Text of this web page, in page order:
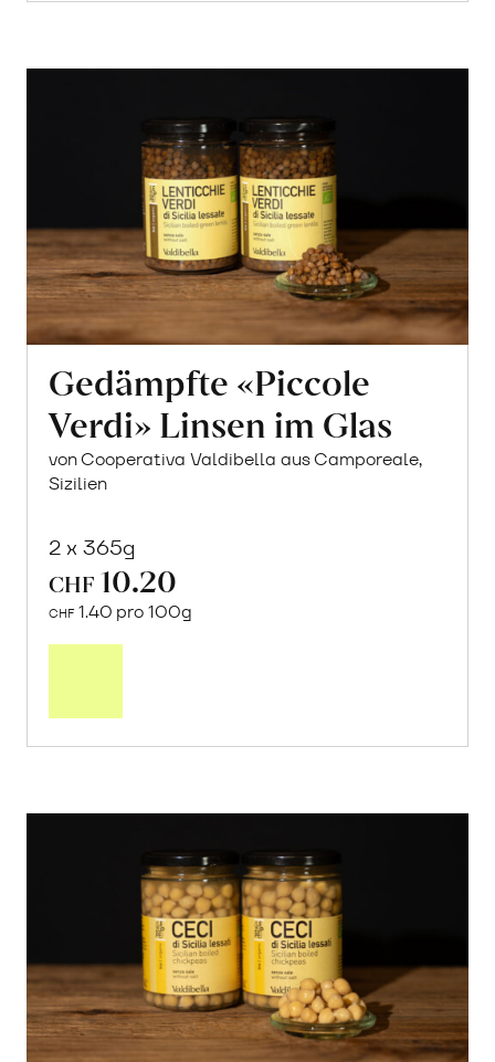
Gedämpfte «Piccole
Verdi» Linsen im Glas
von Cooperativa Valdibella aus Camporeale,
Sizilien
2 x 365g
CHF 10.20
CHF 1.40 pro 100g